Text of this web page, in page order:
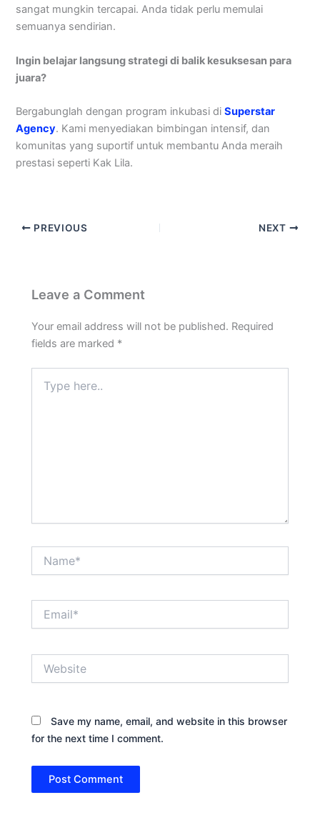
sangat mungkin tercapai. Anda tidak perlu memulai
semuanya sendirian.
Ingin belajar langsung strategi di balik kesuksesan para
juara?
Bergabunglah dengan program inkubasi diSuperstar
Agency. Kami menyediakan bimbingan intensif, dan
komunitas yang suportif untuk membantu Anda meraih
prestasi seperti Kak Lila.
PREVIOUS NEXT
Leave a Comment
Your email address will not be published. Required
fields are marked *
here..
Save my name, email, and website in this browser
for the next time I comment.